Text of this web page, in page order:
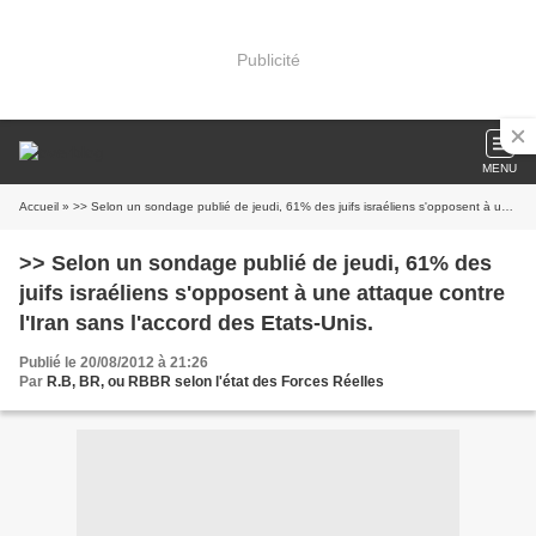
Publicité
MENU
Accueil » >> Selon un sondage publié de jeudi, 61% des juifs israéliens s'opposent à une attaque contre l'Iran sans l'accord des Etats-Unis.
>> Selon un sondage publié de jeudi, 61% des
juifs israéliens s'opposent à une attaque contre
l'Iran sans l'accord des Etats-Unis.
Publié le 20/08/2012 à 21:26
Par R.B, BR, ou RBBR selon l'état des Forces Réelles